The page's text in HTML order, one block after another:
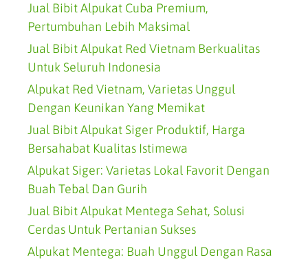
Jual Bibit Alpukat Cuba Premium,
Pertumbuhan Lebih Maksimal
Jual Bibit Alpukat Red Vietnam Berkualitas
Untuk Seluruh Indonesia
Alpukat Red Vietnam, Varietas Unggul
Dengan Keunikan Yang Memikat
Jual Bibit Alpukat Siger Produktif, Harga
Bersahabat Kualitas Istimewa
Alpukat Siger: Varietas Lokal Favorit Dengan
Buah Tebal Dan Gurih
Jual Bibit Alpukat Mentega Sehat, Solusi
Cerdas Untuk Pertanian Sukses
Alpukat Mentega: Buah Unggul Dengan Rasa